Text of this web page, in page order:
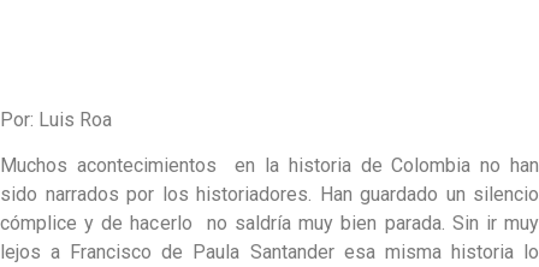
Por: Luis Roa
Muchos acontecimientos en la historia de Colombia no han
sido narrados por los historiadores. Han guardado un silencio
cómplice y de hacerlo no saldría muy bien parada. Sin ir muy
lejos a Francisco de Paula Santander esa misma historia lo